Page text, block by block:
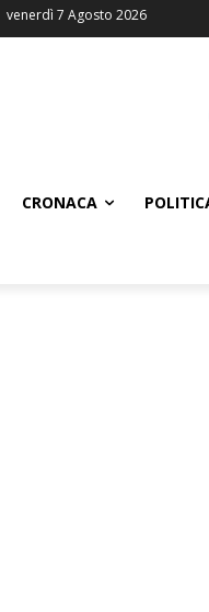
venerdì 7 Agosto 2026
CRONACA